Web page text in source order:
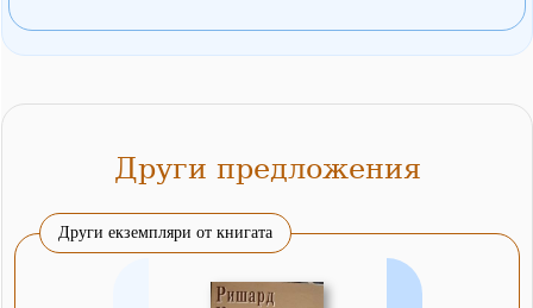
Други предложения
Други екземпляри от книгата